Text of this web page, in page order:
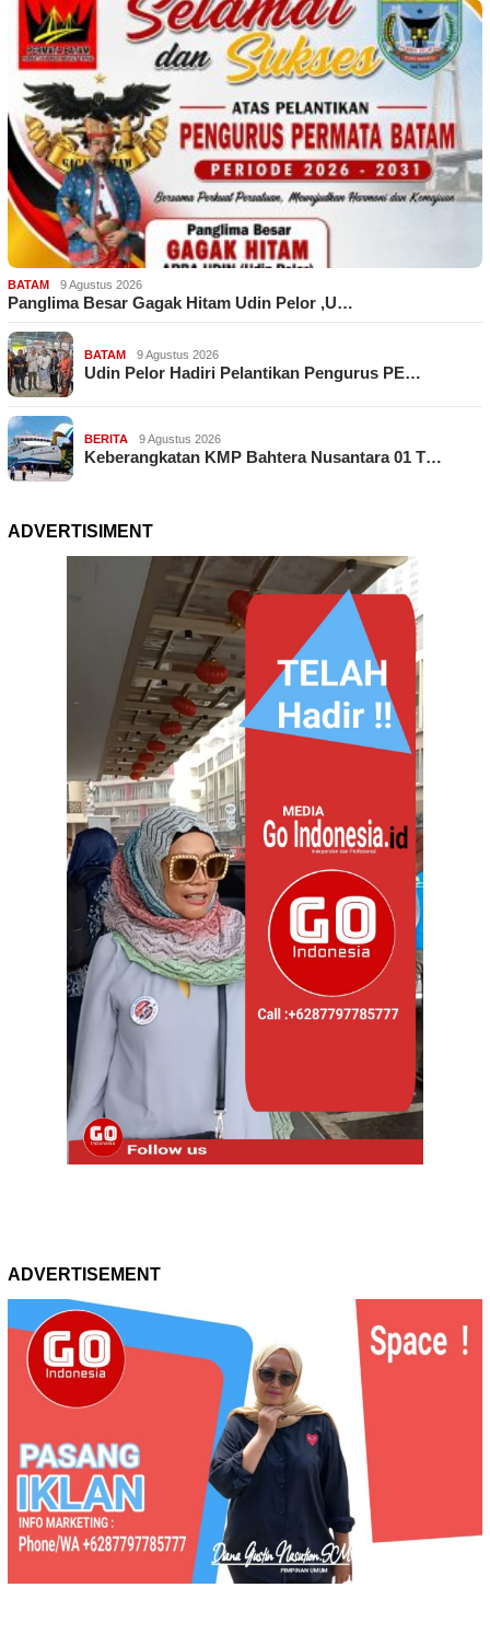
BATAM 9 Agustus 2026
Panglima Besar Gagak Hitam Udin Pelor ,U…
BATAM 9 Agustus 2026
Udin Pelor Hadiri Pelantikan Pengurus PE…
BERITA 9 Agustus 2026
Keberangkatan KMP Bahtera Nusantara 01 T…
ADVERTISIMENT
ADVERTISEMENT